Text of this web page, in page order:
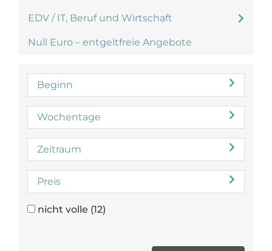
EDV / IT, Beruf und Wirtschaft
Null Euro – entgeltfreie Angebote
Beginn
Wochentage
Zeitraum
Preis
nicht volle (12)